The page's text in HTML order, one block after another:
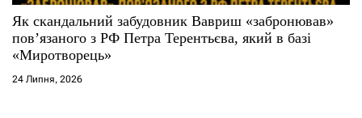
Як скандальний забудовник Вавриш «забронював»
повʼязаного з РФ Петра Терентьєва, який в базі
«Миротворець»
24 Липня, 2026